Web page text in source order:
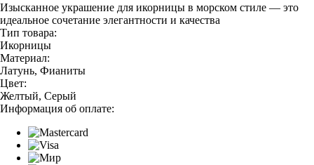
Изысканное украшение для икорницы в морском стиле — это
идеальное сочетание элегантности и качества
Тип товара:
Икорницы
Материал:
Латунь, Фианиты
Цвет:
Желтый, Серый
Информация об оплате: